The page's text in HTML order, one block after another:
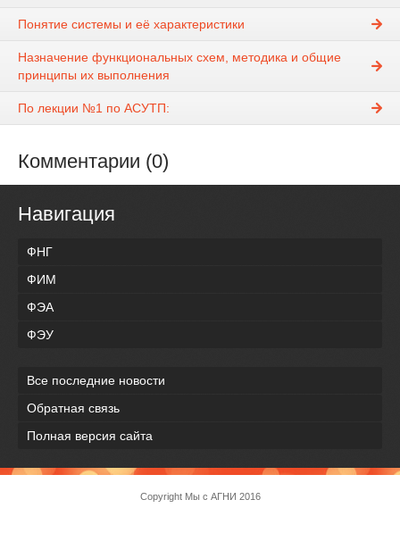
Понятие системы и её характеристики
Назначение функциональных схем, методика и общие
принципы их выполнения
По лекции №1 по АСУТП:
Комментарии (0)
Навигация
ФНГ
ФИМ
ФЭА
ФЭУ
Все последние новости
Обратная связь
Полная версия сайта
Copyright Мы с АГНИ 2016